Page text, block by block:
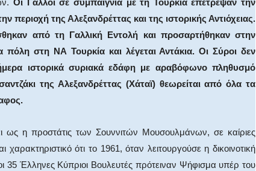
Οι Γάλλοι σε συμπαιγνία με τη Τουρκία επέτρεψαν την
περιοχή της Αλεξανδρέττας και της ιστορικής Αντιόχειας.
από τη Γαλλική Εντολή και προσαρτήθηκαν στην
πόλη στη ΝΑ Τουρκία και λέγεται Αντάκια. Οι Σύροι δεν
ιστορικά συριακά εδάφη με αραβόφωνο πληθυσμό
της Αλεξανδρέττας (Χάταϊ) θεωρείται από όλα τα
ως η προστάτις των Σουννιτών Μουσουλμάνων, σε καίριες
ότι το 1961, όταν λειτουργούσε η δικοινοτική
35 Έλληνες Κύπριοι Βουλευτές πρότειναν Ψήφισμα υπέρ του